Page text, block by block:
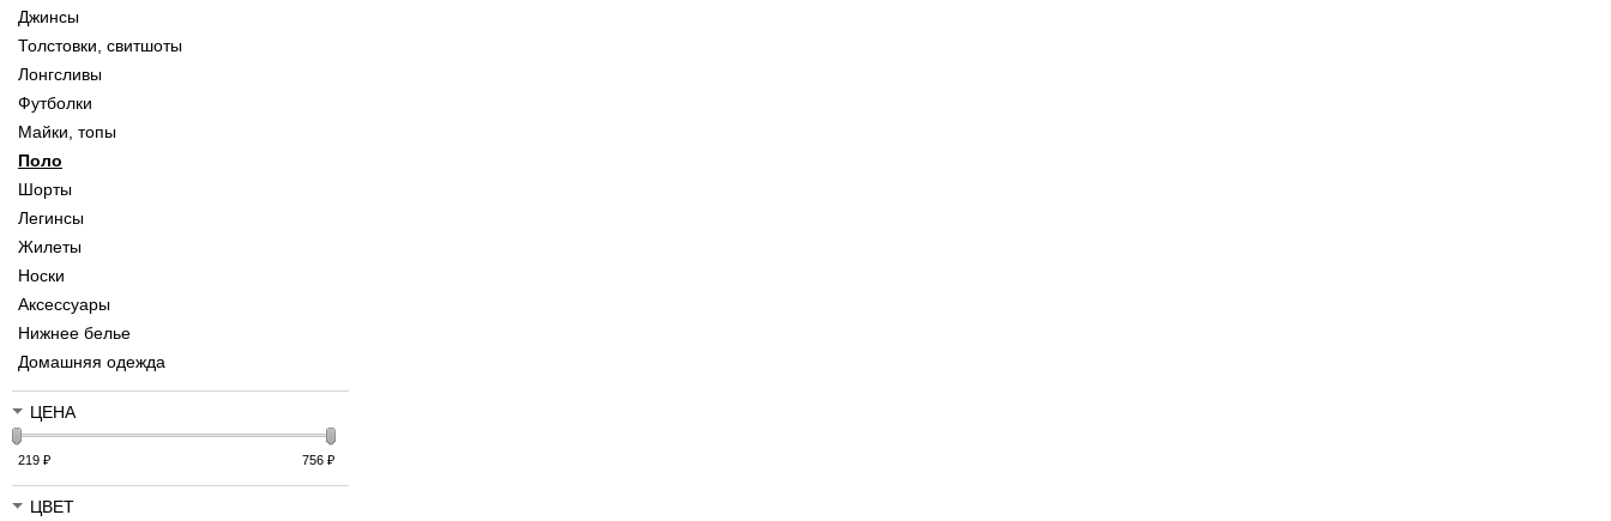
Джинсы
Толстовки, свитшоты
Лонгсливы
Футболки
Майки, топы
Поло
Шорты
Легинсы
Жилеты
Носки
Аксессуары
Нижнее белье
Домашняя одежда
ЦЕНА
219 ₽ 756₽
ЦВЕТ